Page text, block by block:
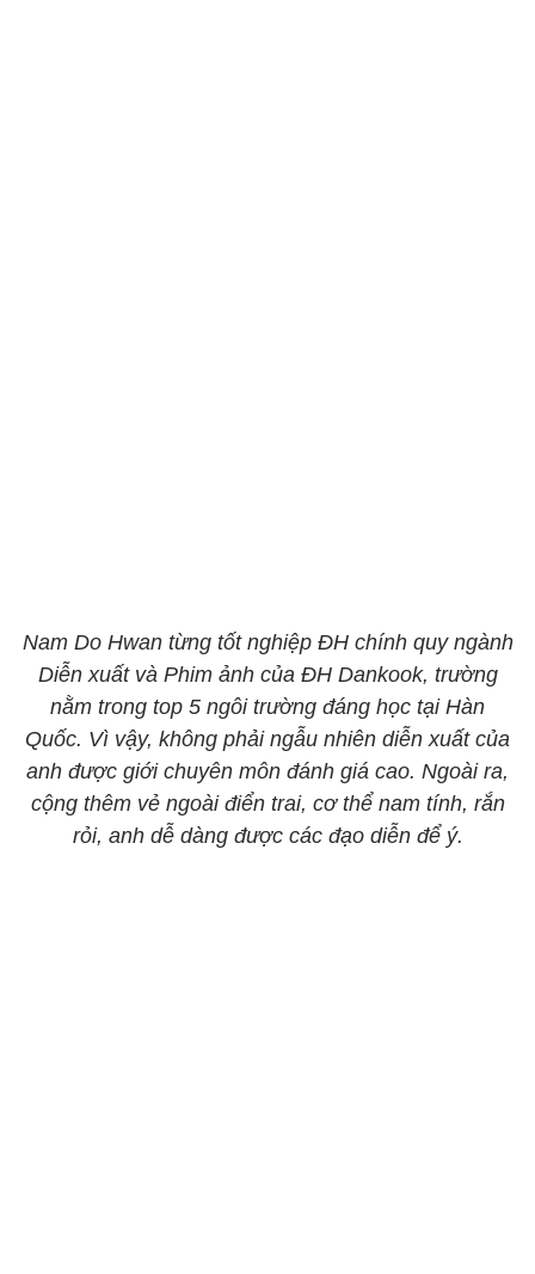
Nam Do Hwan từng tốt nghiệp ĐH chính quy ngành
Diễn xuất và Phim ảnh của ĐH Dankook, trường
nằm trong top 5 ngôi trường đáng học tại Hàn
Quốc. Vì vậy, không phải ngẫu nhiên diễn xuất của
anh được giới chuyên môn đánh giá cao. Ngoài ra,
cộng thêm vẻ ngoài điển trai, cơ thể nam tính, rắn
rỏi, anh dễ dàng được các đạo diễn để ý.